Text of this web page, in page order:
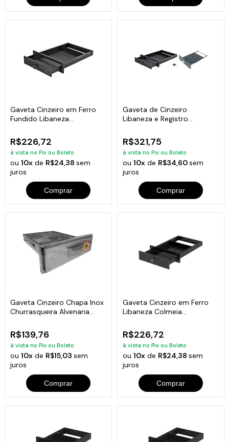
Gaveta Cinzeiro em Ferro
Fundido Libaneza
R$226,72
à vista no Pix ou Boleto
ou10x de R$24,38sem
juros
Comprar
Gaveta de Cinzeiro
Libaneza e Registro
R$321,75
à vista no Pix ou Boleto
ou 10xde R$34,60sem
juros
Comprar
Gaveta Cinzeiro Chapa Inox
Churrasqueira Alvenaria
R$139,76
à vista no Pix ou Boleto
ou10x de R$15,03sem
juros
Comprar
Gaveta Cinzeiro em Ferro
Libaneza Colmeia
R$226,72
à vista no Pix ou Boleto
ou 10xde R$24,38 sem
juros
Comprar